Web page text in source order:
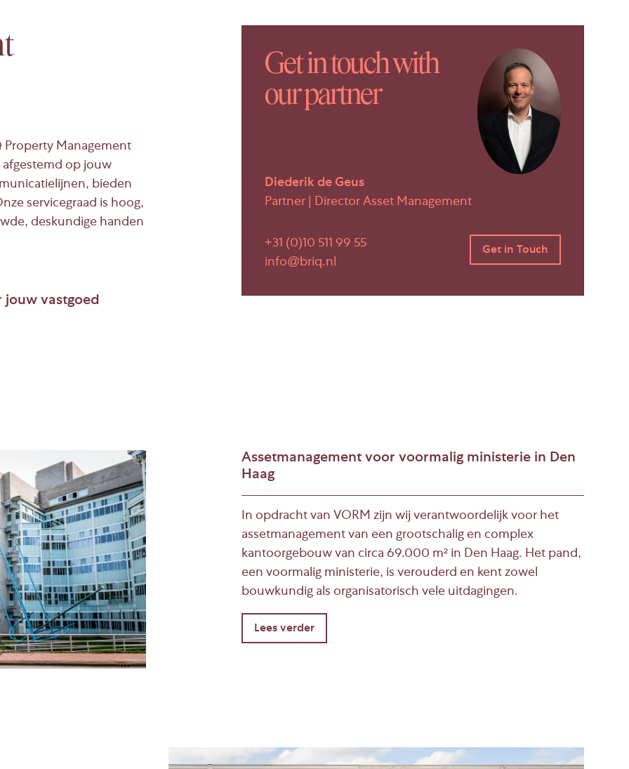
Property Management
op jouw
bieden
servicegraad is hoog,
deskundige handen
jouw vastgoed
vastgoedbeheer aan
en alle contracten
Management regelt
heb jij altijd inzicht in
Get in touch with
our partner
Diederik de Geus
Partner | Director Asset Management
+31 (0)10 511 99 55
info@briq.nl
Assetmanagement voor voormalig ministerie in Den
Haag
In opdracht van VORM zijn wij verantwoordelijk voor het
assetmanagement van een grootschalig en complex
kantoorgebouw van circa 69.000 m² in Den Haag. Het pand,
een voormalig ministerie, is verouderd en kent zowel
bouwkundig als organisatorisch vele uitdagingen.